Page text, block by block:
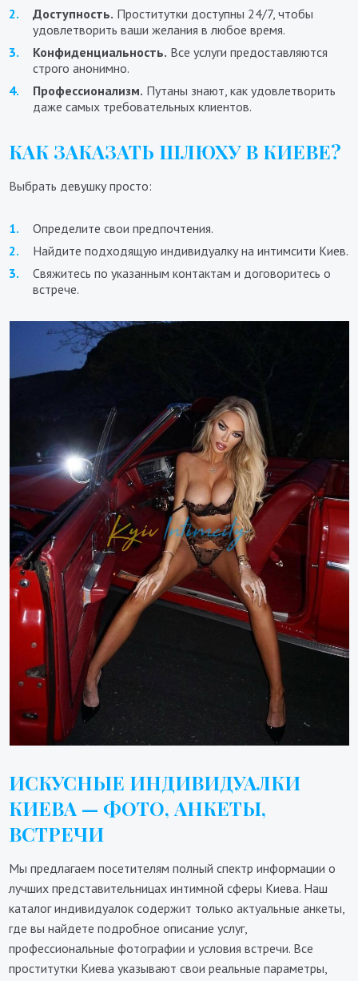
Доступность. Проститутки доступны 24/7, чтобы
удовлетворить ваши желания в любое время.
Конфиденциальность. Все услуги предоставляются
строго анонимно.
Профессионализм. Путаны знают, как удовлетворить
даже самых требовательных клиентов.
КАК ЗАКАЗАТЬ ШЛЮХУ В КИЕВЕ?
Выбрать девушку просто:
Определите свои предпочтения.
Найдите подходящую индивидуалку на интимсити Киев.
Свяжитесь по указанным контактам и договоритесь о
встрече.
ИСКУСНЫЕ ИНДИВИДУАЛКИ
КИЕВА — ФОТО, АНКЕТЫ,
ВСТРЕЧИ
Мы предлагаем посетителям полный спектр информации о
лучших представительницах интимной сферы Киева. Наш
каталог индивидуалок содержит только актуальные анкеты,
где вы найдете подробное описание услуг,
профессиональные фотографии и условия встречи. Все
проститутки Киева указывают свои реальные параметры,